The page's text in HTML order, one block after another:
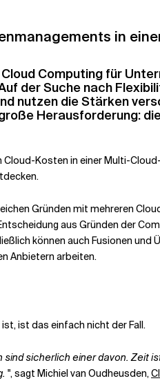
in
Computing für
der Suche nach
nutzen die Stärken
Herausforderung:
Cloud-Kosten in einer Multi-
Gründen mit mehreren
aus Gründen der
können auch Fusionen und
Anbietern arbeiten.
ist das einfach nicht der Fall.
sicherlich einer davon. Zeit
", sagt Michiel van Oudheusden,